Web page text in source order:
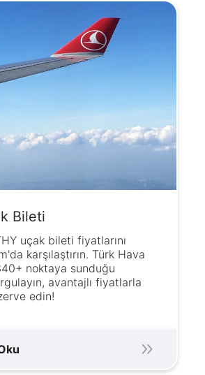
Bileti
uçak bileti fiyatlarını
karşılaştırın. Türk Hava
noktaya sunduğu
avantajlı fiyatlarla
edin!